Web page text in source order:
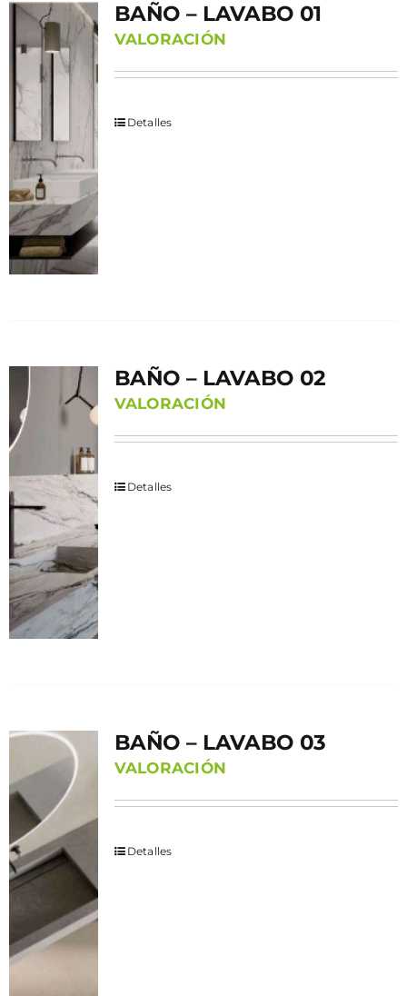
BAÑO – LAVABO 01
VALORACIÓN
Detalles
BAÑO – LAVABO 02
VALORACIÓN
Detalles
BAÑO – LAVABO 03
VALORACIÓN
Detalles